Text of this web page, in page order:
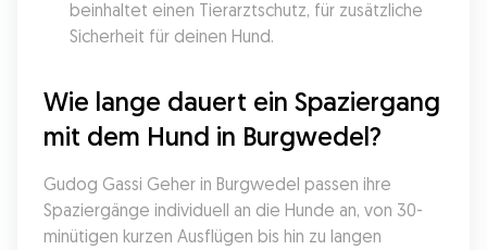
beinhaltet einen Tierarztschutz, für zusätzliche
Sicherheit für deinen Hund.
Wie lange dauert ein Spaziergang
mit dem Hund in Burgwedel?
Gudog Gassi Geher in Burgwedel passen ihre
Spaziergänge individuell an die Hunde an, von 30-
minütigen kurzen Ausflügen bis hin zu langen